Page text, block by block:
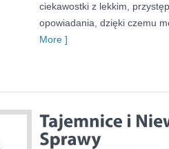
ciekawostki z lekkim,
opowiadania, dzięki czemu
More ]